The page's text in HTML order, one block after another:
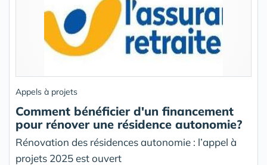
Appels à projets
Comment bénéficier d'un financement
pour rénover une résidence autonomie?
Rénovation des résidences autonomie : l’appel à
projets 2025 est ouvert